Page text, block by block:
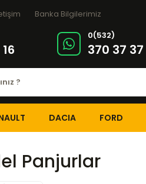
Banka Bilgilerimiz
0(532)
370 37 37
DACIA FORD
Panjurlar